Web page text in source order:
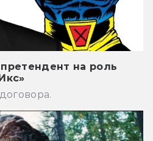
на роль